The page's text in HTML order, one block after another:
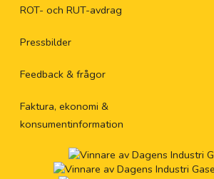
ROT- och RUT-avdrag
Pressbilder
Feedback & frågor
Faktura, ekonomi &
konsumentinformation